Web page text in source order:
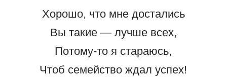
Хорошо, что мне достались
Вы такие — лучше всех,
Потому-то я стараюсь,
Чтоб семейство ждал успех!